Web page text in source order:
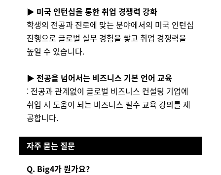
▶ 미국 인턴십을 통한 취업 경쟁력 강화
학생의 전공과 진로에 맞는 분야에서의 미국 인턴십
진행으로 글로벌 실무 경험을 쌓고 취업 경쟁력을
높일 수 있습니다.
▶ 전공을 넘어서는 비즈니스 기본 언어 교육
: 전공과 관계없이 글로벌 비즈니스 컨설팅 기업에
취업 시 도움이 되는 비즈니스 필수 교육 강의를 제
공합니다.
자주 묻는 질문
Q. Big4가 뭔가요?